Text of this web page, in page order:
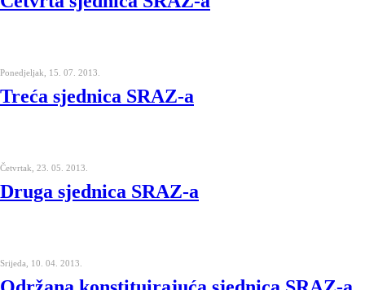
Ponedjeljak, 15. 07. 2013.
Treća sjednica SRAZ-a
Četvrtak, 23. 05. 2013.
Druga sjednica SRAZ-a
Srijeda, 10. 04. 2013.